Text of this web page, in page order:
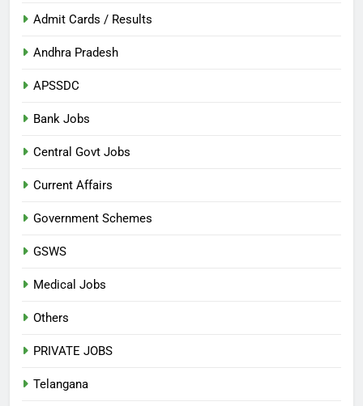
Admit Cards / Results
Andhra Pradesh
APSSDC
Bank Jobs
Central Govt Jobs
Current Affairs
Government Schemes
GSWS
Medical Jobs
Others
PRIVATE JOBS
Telangana